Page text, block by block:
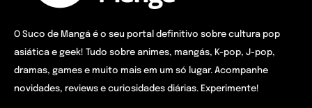
O Suco de Mangá é o seu portal definitivo sobre cultura pop
asiática e geek! Tudo sobre animes, mangás, K-pop, J-pop,
dramas, games e muito mais em um só lugar. Acompanhe
novidades, reviews e curiosidades diárias. Experimente!